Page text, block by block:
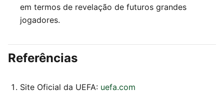
em termos de revelação de futuros grandes
jogadores.
Referências
Site Oficial da UEFA: uefa.com